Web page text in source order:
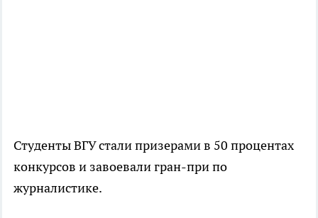
Студенты ВГУ стали призерами в 50 процентах
конкурсов и завоевали гран-при по
журналистике.